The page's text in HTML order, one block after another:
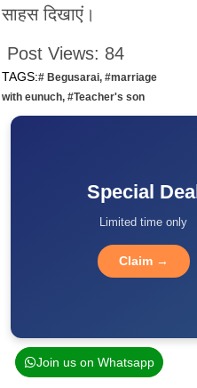
साहस दिखाएं।
Post Views: 84
TAGS:# Begusarai, #marriage
with eunuch, #Teacher's son
Special
Limited time only
Claim →
Join us on Whatsapp